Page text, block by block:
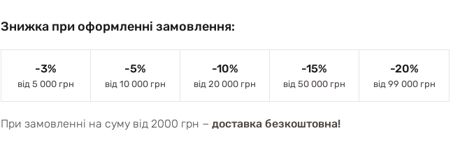
Знижка при оформленні замовлення:
-3%
від 5 000 грн
-5%
від 10 000 грн
-10%
від 20 000 грн
-15%
від 50 000 грн
-20%
від 99 000 грн
При замовленні на суму від 2000 грн − доставка безкоштовна!